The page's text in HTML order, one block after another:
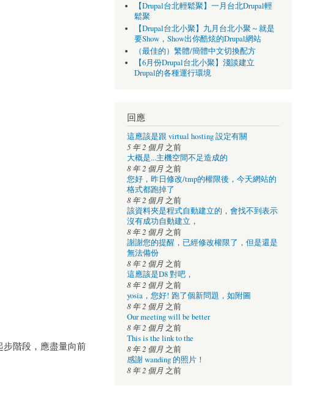
步階段，應盡量向前
【Drupal台北輕鬆聚】一月台北Drupal輕
鬆聚
【Drupal台北小聚】九月台北小聚～就是
要Show，Show出你酷炫的Drupal網站
（最佳的）繁體/簡體中文切換配方
【6月份Drupal台北小聚】淺談建立
Drupal的各種運行環境
回應
這應該是跟 virtual hosting 設定有關
5 年 2 個月之前
大概是...主機空間不足造成的
8 年 2 個月之前
您好，昨日修改/tmp的權限後，今天網站的
格式都跑掉了
8 年 2 個月之前
該資料夾是程式自動建立的，會找不到表示
沒有成功自動建立，
8 年 2 個月之前
謝謝您的提醒，已經修改權限了，但是還是
無法備份
8 年 2 個月之前
這應該是D8 對吧，
8 年 2 個月之前
yosia，您好! 跑了個新問題，如附圖
8 年 2 個月之前
Our meeting will be better
8 年 2 個月之前
This is the link to the
8 年 2 個月之前
感謝 wanding 的照片！
8 年 2 個月之前